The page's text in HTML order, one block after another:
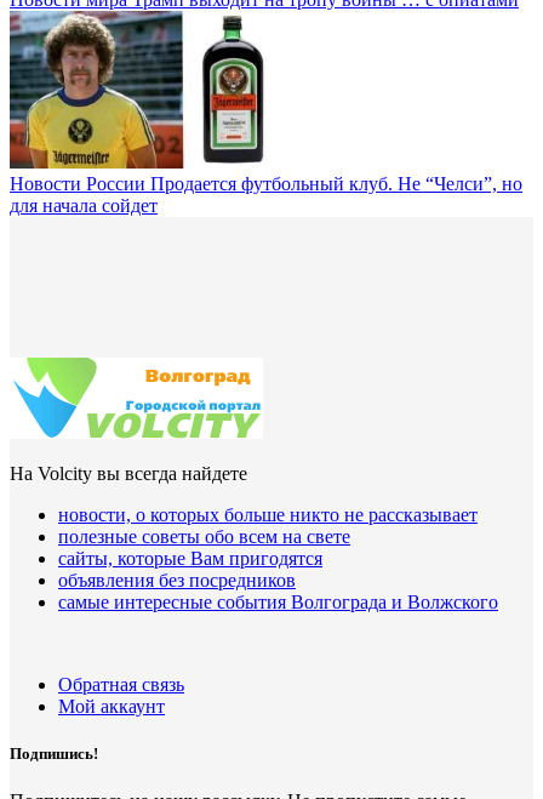
Новости России Продается футбольный клуб. Не “Челси”, но
для начала сойдет
На Volcity вы всегда найдете
новости, о которых больше никто не рассказывает
полезные советы обо всем на свете
сайты, которые Вам пригодятся
объявления без посредников
самые интересные события Волгограда и Волжского
Обратная связь
Мой аккаунт
Подпишись!